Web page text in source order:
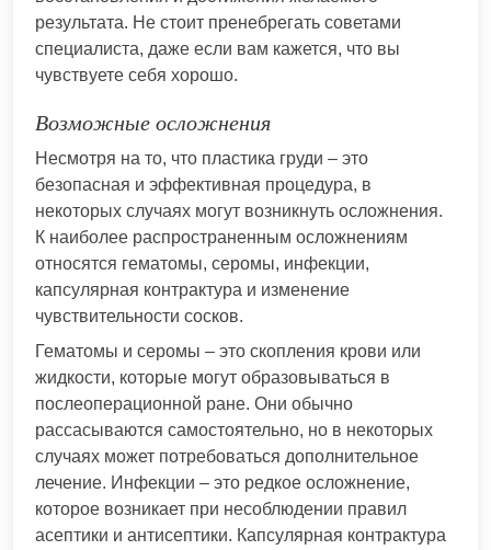
результата. Не стоит пренебрегать советами
специалиста, даже если вам кажется, что вы
чувствуете себя хорошо.
Возможные осложнения
Несмотря на то, что пластика груди – это
безопасная и эффективная процедура, в
некоторых случаях могут возникнуть осложнения.
К наиболее распространенным осложнениям
относятся гематомы, серомы, инфекции,
капсулярная контрактура и изменение
чувствительности сосков.
Гематомы и серомы – это скопления крови или
жидкости, которые могут образовываться в
послеоперационной ране. Они обычно
рассасываются самостоятельно, но в некоторых
случаях может потребоваться дополнительное
лечение. Инфекции – это редкое осложнение,
которое возникает при несоблюдении правил
асептики и антисептики. Капсулярная контрактура